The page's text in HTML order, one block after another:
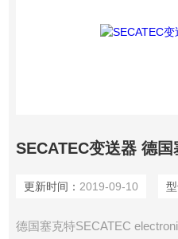
SECATEC变送器 德国
更新时间： 2019-09-10 型
德国塞克特SECATEC